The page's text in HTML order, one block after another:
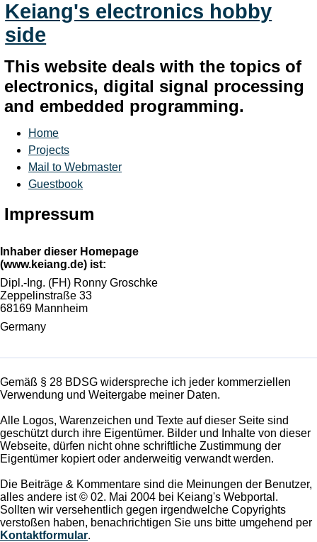
Keiang's electronics hobby
side
This website deals with the topics of
electronics, digital signal processing
and embedded programming.
Home
Projects
Mail to Webmaster
Guestbook
Impressum
Inhaber dieser Homepage
(www.keiang.de) ist:
Dipl.-Ing. (FH) Ronny Groschke
Zeppelinstraße 33
68169 Mannheim
Germany
Gemäß § 28 BDSG widerspreche ich jeder kommerziellen
Verwendung und Weitergabe meiner Daten.
Alle Logos, Warenzeichen und Texte auf dieser Seite sind
geschützt durch ihre Eigentümer. Bilder und Inhalte von dieser
Webseite, dürfen nicht ohne schriftliche Zustimmung der
Eigentümer kopiert oder anderweitig verwandt werden.
Die Beiträge & Kommentare sind die Meinungen der Benutzer,
alles andere ist © 02. Mai 2004 bei Keiang's Webportal.
Sollten wir versehentlich gegen irgendwelche Copyrights
verstoßen haben, benachrichtigen Sie uns bitte umgehend per
Kontaktformular.